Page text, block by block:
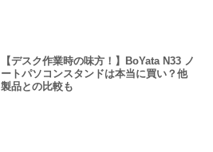
【デスク作業時の味方！】BoYata N33 ノ
ートパソコンスタンドは本当に買い？他
製品との比較も